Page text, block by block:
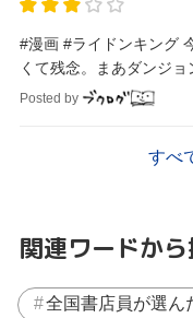
#漫画 #ライドンキング
くて残念。まあダンジョ
Posted by
すべ
関連ワードから
全国書店員が選ん